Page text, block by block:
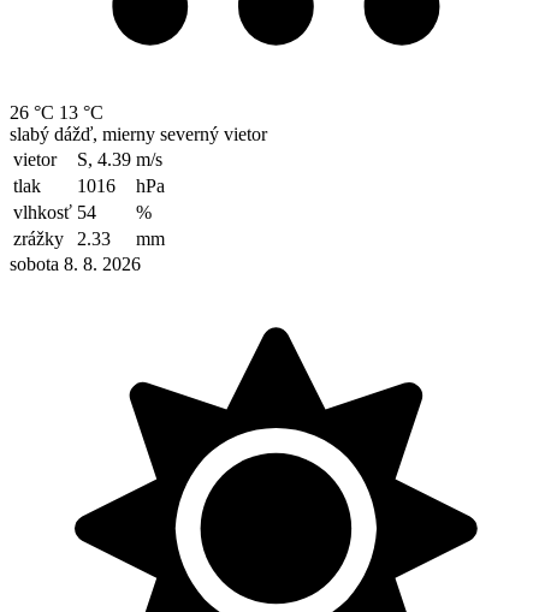
26 °C 13 °C
slabý dážď, mierny severný vietor
vietor
S, 4.39 m/s
tlak
1016
hPa
vlhkosť 54
%
zrážky
2.33
mm
sobota 8. 8. 2026